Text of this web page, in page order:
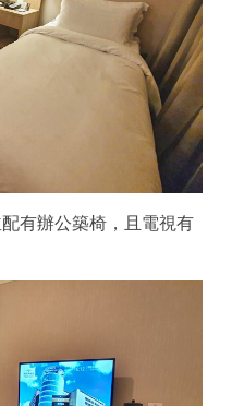
有辦公築椅，且電視有